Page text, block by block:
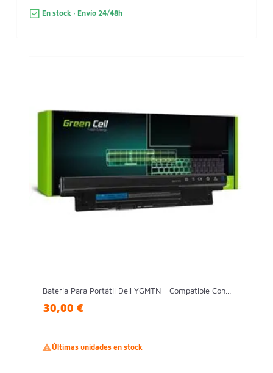
En stock · Envío 24/48h
Batería Para Portátil Dell YGMTN - Compatible Con...
30,00 €
Últimas unidades en stock